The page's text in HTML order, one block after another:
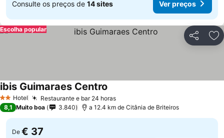
Consulte os preços de 14 sites Ver preços
Partilhar
Escolha popular
2 Estrelas
Hotel Restaurante e bar 24 horas
ibis Guimaraes Centro
8,1 Muito boa 3.840 a 12.4 km de Citânia de Briteiros
De € 37